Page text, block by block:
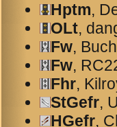
Hptm,
OLt,
Fw,
Fw,
Fhr,
StGefr,
HGefr,